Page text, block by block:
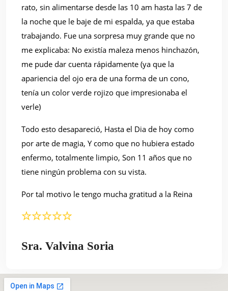
rato, sin alimentarse desde las 10 am hasta las 7 de
la noche que le baje de mi espalda, ya que estaba
trabajando. Fue una sorpresa muy grande que no
me explicaba: No existía maleza menos hinchazón,
me pude dar cuenta rápidamente (ya que la
apariencia del ojo era de una forma de un cono,
tenía un color verde rojizo que impresionaba el
verle)
Todo esto desapareció, Hasta el Dia de hoy como
por arte de magia, Y como que no hubiera estado
enfermo, totalmente limpio, Son 11 años que no
tiene ningún problema con su vista.
Por tal motivo le tengo mucha gratitud a la Reina
Sra. Valvina Soria